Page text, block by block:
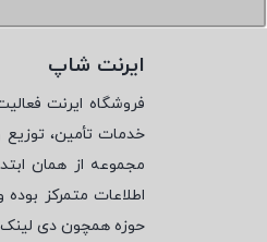
ایرنت شاپ
فروشگاه ایرنت
خدمات تأمین،
مجموعه از همان
اطلاعات متمرکز
حوزه همچون دی